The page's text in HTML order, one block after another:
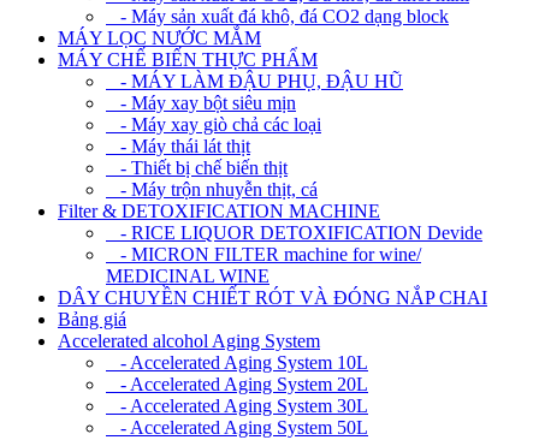
- Máy sản xuất đá khô, đá CO2 dạng block
MÁY LỌC NƯỚC MẮM
MÁY CHẾ BIẾN THỰC PHẨM
- MÁY LÀM ĐẬU PHỤ, ĐẬU HŨ
- Máy xay bột siêu mịn
- Máy xay giò chả các loại
- Máy thái lát thịt
- Thiết bị chế biến thịt
- Máy trộn nhuyễn thịt, cá
Filter & DETOXIFICATION MACHINE
- RICE LIQUOR DETOXIFICATION Devide
- MICRON FILTER machine for wine/
MEDICINAL WINE
DÂY CHUYỀN CHIẾT RÓT VÀ ĐÓNG NẮP CHAI
Bảng giá
Accelerated alcohol Aging System
- Accelerated Aging System 10L
- Accelerated Aging System 20L
- Accelerated Aging System 30L
- Accelerated Aging System 50L